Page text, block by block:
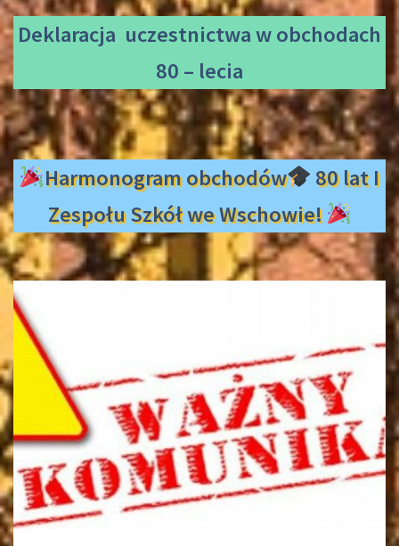
Deklaracja uczestnictwaw obchodach
80 – lecia
Harmonogram obchodów
80 lat I
Zespołu Szkół we Wschowie!